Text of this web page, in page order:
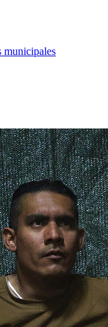
municipales